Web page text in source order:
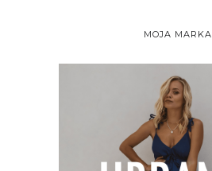
MOJA MARKA